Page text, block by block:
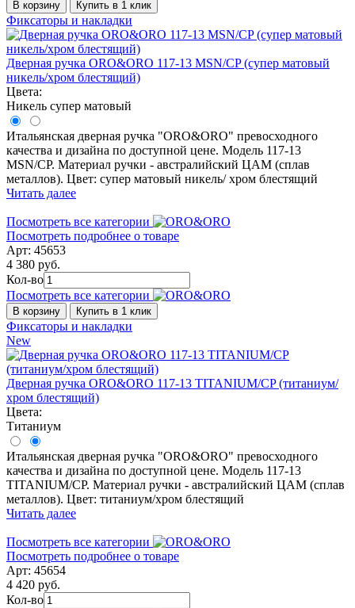
В корзину Купить в 1 клик
Фиксаторы и накладки
Дверная ручка ORO&ORO 117-13 MSN/CP (супер матовый
никель/хром блестящий)
Цвета:
Никель супер матовый
Итальянская дверная ручка "ORO&ORO" превосходного
качества и дизайна по доступной цене. Модель 117-13
MSN/CP. Материал ручки - австралийский ЦАМ (сплав
металлов). Цвет: супер матовый никель/ хром блестящий
Читать далее
Посмотреть все категории
Посмотреть подробнее о товаре
Арт: 45653
4 380 руб.
Кол-во
Посмотреть все категории
В корзину Купить в 1 клик
Фиксаторы и накладки
New
Дверная ручка ORO&ORO 117-13 TITANIUM/CP (титаниум/
хром блестящий)
Цвета:
Титаниум
Итальянская дверная ручка "ORO&ORO" превосходного
качества и дизайна по доступной цене. Модель 117-13
TITANIUM/CP. Материал ручки - австралийский ЦАМ (сплав
металлов). Цвет: титаниум/хром блестящий
Читать далее
Посмотреть все категории
Посмотреть подробнее о товаре
Арт: 45654
4 420 руб.
Кол-во